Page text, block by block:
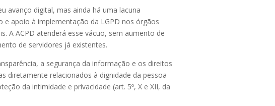
avanço digital, mas ainda há uma lacuna
apoio à implementação da LGPD nos órgãos
A ACPD atenderá esse vácuo, sem aumento de
de servidores já existentes.
a segurança da informação e os direitos
diretamente relacionados à dignidade da pessoa
da intimidade e privacidade (art. 5º, X e XII, da